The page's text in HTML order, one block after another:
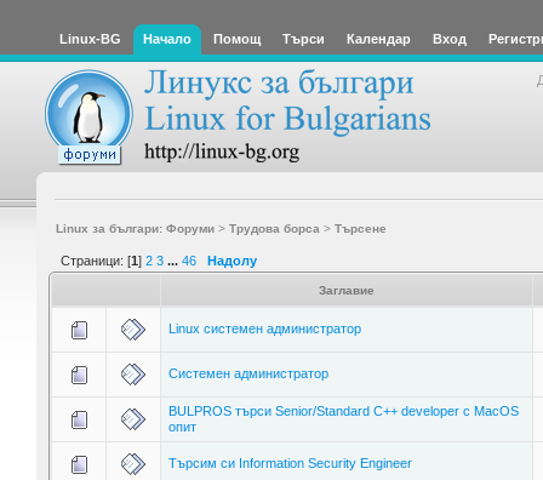
Linux-BG Начало Помощ Търси Календар Вход
Linux за българи: Форуми> Трудова борса > Търсене
Страници: [1] 2 3 ... 46 Надолу
Заглавие
Linux системен администратор
Системен администратор
BULPROS търси Senior/Standard C++ developer c MacOS
опит
Търсим си Information Security Engineer